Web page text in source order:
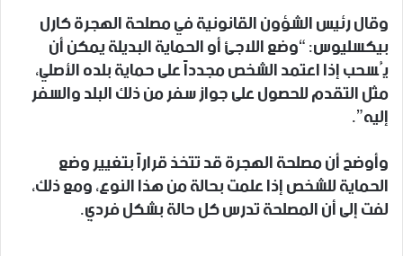
وقال رئيس الشؤون القانونية في مصلحة الهجرة كارل
بيكسليوس: “وضع اللاجئ أو الحماية البديلة يمكن أن
يُسحب إذا اعتمد الشخص مجدداً على حماية بلده الأصلي،
مثل التقدم للحصول على جواز سفر من ذلك البلد والسفر
إليه”.
وأوضح أن مصلحة الهجرة قد تتخذ قراراً بتغيير وضع
الحماية للشخص إذا علمت بحالة من هذا النوع، ومع ذلك،
لفت إلى أن المصلحة تدرس كل حالة بشكل فردي.